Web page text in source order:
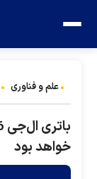
علم و فناوری
خواهد بود